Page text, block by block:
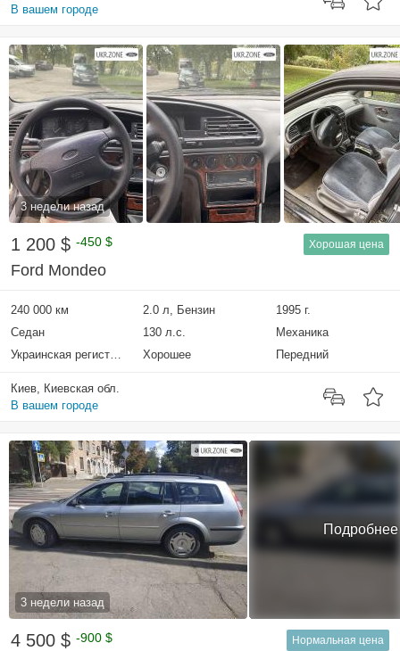
В вашем городе
3 недели назад
1 200 $ -450 $ Хорошая цена
Ford Mondeo
240 000 км 2.0 л, Бензин
1995 г.
Седан
130 л.с.
Механика
Украинская регистрация
Хорошее Передний
Киев, Киевская обл.
В вашем городе
3 недели назад
Подробнее
4 500 $ -900 $ Нормальная цена